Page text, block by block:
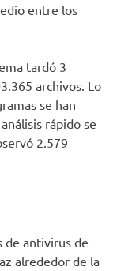
entre los
tardó 3
archivos. Lo
se han
rápido se
2.579
de antivirus de
alrededor de la